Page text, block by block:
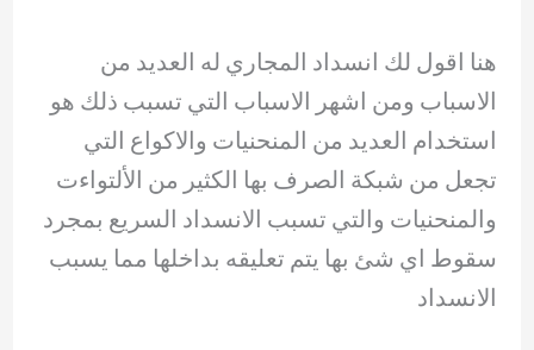
هنا اقول لك انسداد المجاري له العديد من
الاسباب ومن اشهر الاسباب التي تسبب ذلك هو
استخدام العديد من المنحنيات والاكواع التي
تجعل من شبكة الصرف بها الكثير من الألتواءت
والمنحنيات والتي تسبب الانسداد السريع بمجرد
سقوط اي شئ بها يتم تعليقه بداخلها مما يسبب
الانسداد